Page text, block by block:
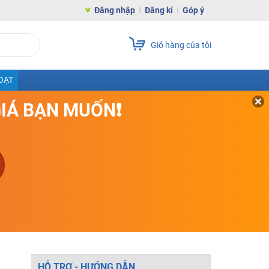
Đăng nhập Đăng kí Góp ý
Giỏ hàng của tôi
BẠN MUỐN❗